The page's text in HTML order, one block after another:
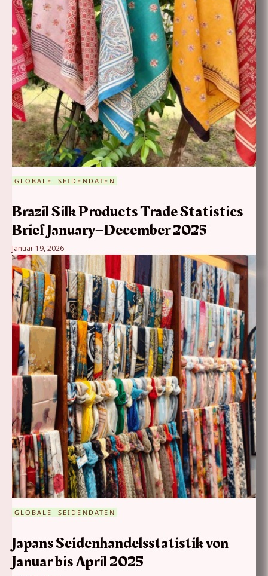
GLOBALE SEIDENDATEN
Brazil Silk Products Trade Statistics
Brief January–December 2025
Januar 19, 2026
GLOBALE SEIDENDATEN
Japans Seidenhandelsstatistik von
Januar bis April 2025